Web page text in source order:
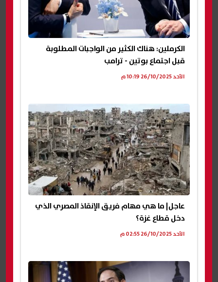
الكرملين: هناك الكثير من الواجبات المطلوبة
قبل اجتماع بوتين - ترامب
الأحد 26/10/2025 10:19 م
عاجل| ما هي مهام فريق الإنقاذ المصري الذي
دخل قطاع غزة؟
الأحد 26/10/2025 02:55 م